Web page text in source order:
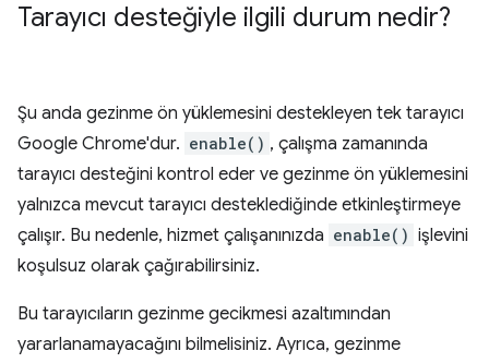
Tarayıcı desteğiyle ilgili durum nedir?
Şu anda gezinme ön yüklemesini destekleyen tek tarayıcı
Google Chrome'dur. enable() , çalışma zamanında
tarayıcı desteğini kontrol eder ve gezinme ön yüklemesini
yalnızca mevcut tarayıcı desteklediğinde etkinleştirmeye
çalışır. Bu nedenle, hizmet çalışanınızda enable() işlevini
koşulsuz olarak çağırabilirsiniz.
Bu tarayıcıların gezinme gecikmesi azaltımından
yararlanamayacağını bilmelisiniz. Ayrıca, gezinme